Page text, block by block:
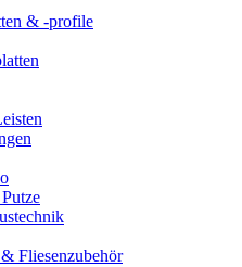
& -profile
Fliesenzubehör